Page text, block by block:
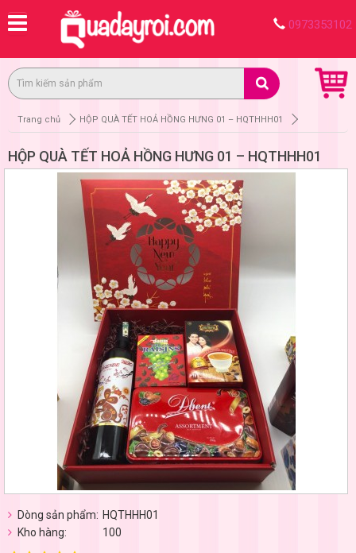
0973353102
Trang chủ HỘP QUÀ TẾT HOẢ HỒNG HƯNG 01 – HQTHHH01
HỘP QUÀ TẾT HOẢ HỒNG HƯNG 01 – HQTHHH01
Dòng sản phẩm: HQTHHH01
Kho hàng:
100